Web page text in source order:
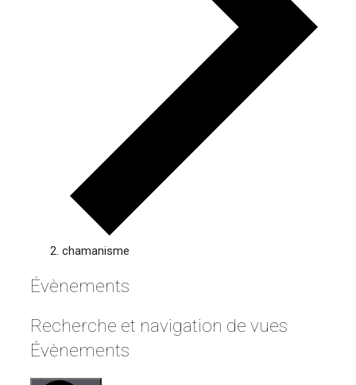
chamanisme
Évènements
Recherche et navigation de vues
Évènements